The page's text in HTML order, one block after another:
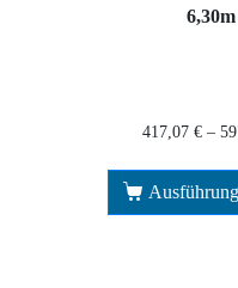
6,30m
417,07 € –